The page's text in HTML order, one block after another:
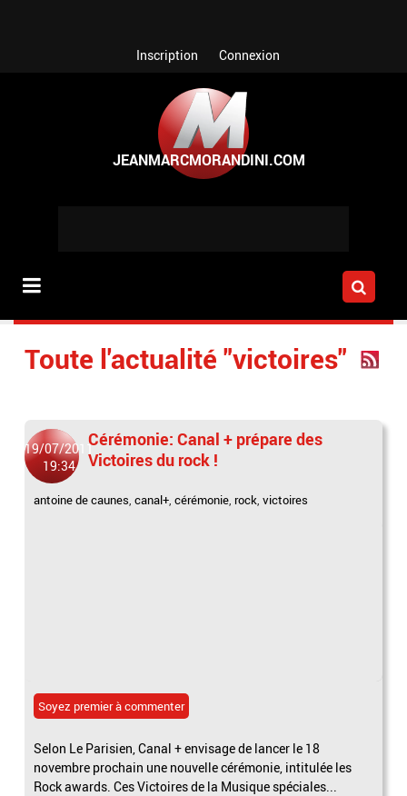
Inscription Connexion
Toute l'actualité "victoires"
19/07/2011
19:34
Cérémonie: Canal + prépare des
Victoires du rock !
antoine de caunes,canal+,cérémonie, rock,victoires
Soyez premier à commenter
Selon Le Parisien, Canal + envisage de lancer le 18
novembre prochain une nouvelle cérémonie, intitulée les
Rock awards. Ces Victoires de la Musique spéciales...